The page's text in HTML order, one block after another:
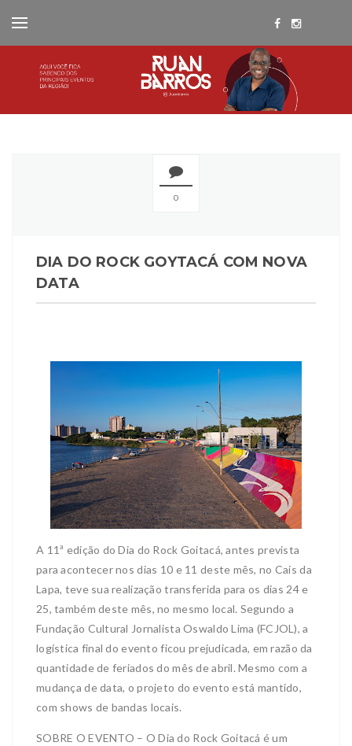
0
DIA DO ROCK GOYTACÁ COM NOVA
DATA
A 11ª edição do Dia do Rock Goitacá, antes prevista
para acontecer nos dias 10 e 11 deste mês, no Cais da
Lapa, teve sua realização transferida para os dias 24 e
25, também deste mês, no mesmo local. Segundo a
Fundação Cultural Jornalista Oswaldo Lima (FCJOL), a
logística final do evento ficou prejudicada, em razão da
quantidade de feriados do mês de abril. Mesmo com a
mudança de data, o projeto do evento está mantido,
com shows de bandas locais.
SOBRE O EVENTO – O Dia do Rock Goitacá é um